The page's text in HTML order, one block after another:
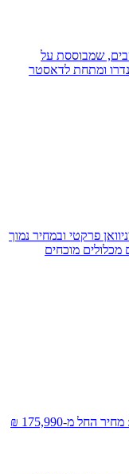
שמבוססת על
ומתחת לדאסטר
פרקטי ובמחיר נמוך
מוכחים